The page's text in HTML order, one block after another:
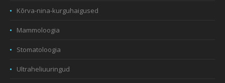
Kõrva-nina-kurguhaigused
Mammoloogia
Stomatoloogia
Ultraheliuuringud